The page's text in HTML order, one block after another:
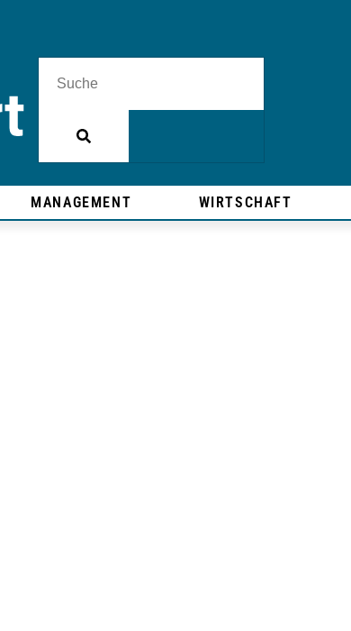
MANAGEMENT WIRTSCHAFT